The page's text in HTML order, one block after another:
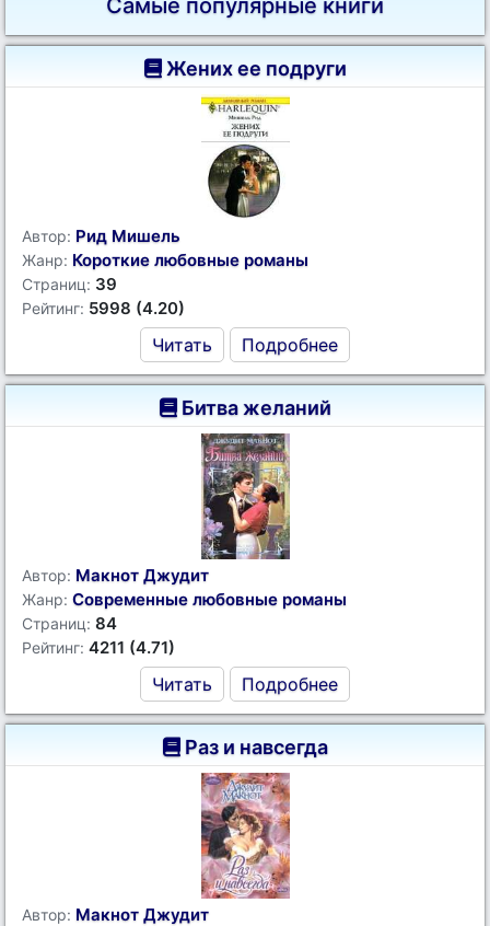
Самые популярные книги
Жених ее подруги
Автор: Рид Мишель
Жанр: Короткие любовные романы
Страниц: 39
Рейтинг: 5998 (4.20)
Читать Подробнее
Битва желаний
Автор: Макнот Джудит
Жанр: Современные любовные романы
Страниц: 84
Рейтинг: 4211 (4.71)
Читать Подробнее
Раз и навсегда
Автор: Макнот Джудит